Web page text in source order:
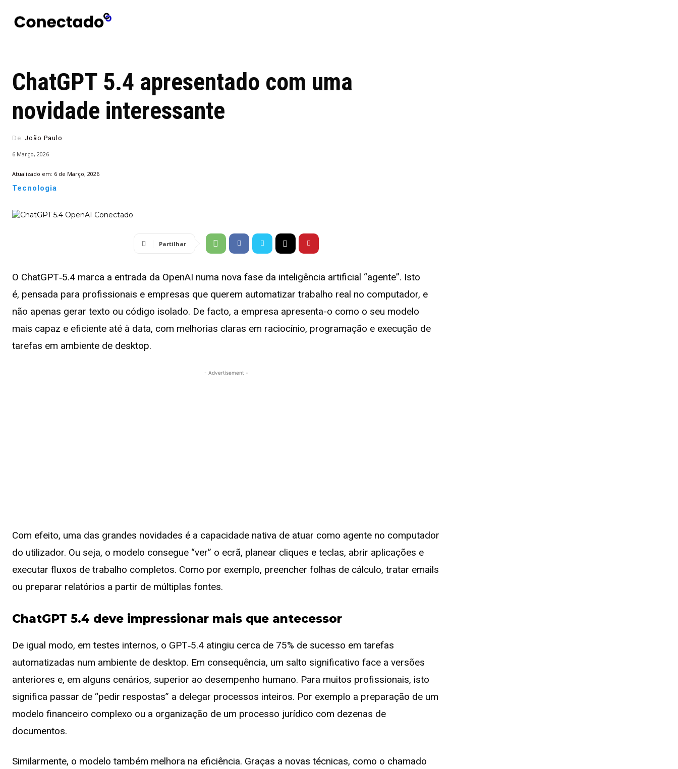
ChatGPT 5.4 apresentado com uma
novidade interessante
De: João Paulo
6 Março, 2026
Atualizado em: 6 de Março, 2026
Tecnologia
Partilhar
O ChatGPT‑5.4 marca a entrada da OpenAI numa nova fase da inteligência artificial “agente”. Isto
é, pensada para profissionais e empresas que querem automatizar trabalho real no computador, e
não apenas gerar texto ou código isolado. De facto, a empresa apresenta-o como o seu modelo
mais capaz e eficiente até à data, com melhorias claras em raciocínio, programação e execução de
tarefas em ambiente de desktop.
- Advertisement -
Com efeito, uma das grandes novidades é a capacidade nativa de atuar como agente no computador
do utilizador. Ou seja, o modelo consegue “ver” o ecrã, planear cliques e teclas, abrir aplicações e
executar fluxos de trabalho completos. Como por exemplo, preencher folhas de cálculo, tratar emails
ou preparar relatórios a partir de múltiplas fontes.
ChatGPT 5.4 deve impressionar mais que antecessor
De igual modo, em testes internos, o GPT‑5.4 atingiu cerca de 75% de sucesso em tarefas
automatizadas num ambiente de desktop. Em consequência, um salto significativo face a versões
anteriores e, em alguns cenários, superior ao desempenho humano. Para muitos profissionais, isto
significa passar de “pedir respostas” a delegar processos inteiros. Por exemplo a preparação de um
modelo financeiro complexo ou a organização de um processo jurídico com dezenas de
documentos.
Similarmente, o modelo também melhora na eficiência. Graças a novas técnicas, como o chamado